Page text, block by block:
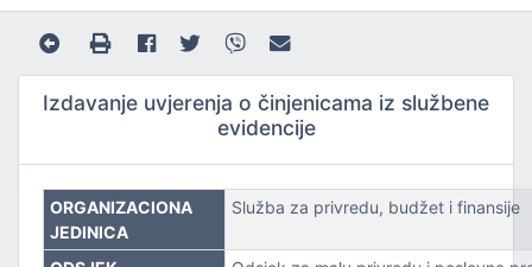
I LOKALNU SAMOUPRAVU
Izdavanje uvjerenja o činjenicama iz službene
evidencije
ORGANIZACIONA
JEDINICA
Služba za privredu, budžet i finansije